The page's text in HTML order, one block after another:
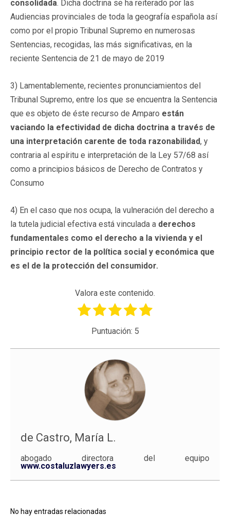
consolidada. Dicha doctrina se ha reiterado por las
Audiencias provinciales de toda la geografía española así
como por el propio Tribunal Supremo en numerosas
Sentencias, recogidas, las más significativas, en la
reciente Sentencia de 21 de mayo de 2019
3) Lamentablemente, recientes pronunciamientos del
Tribunal Supremo, entre los que se encuentra la Sentencia
que es objeto de éste recurso de Amparo están
vaciando la efectividad de dicha doctrina a través de
una interpretación carente de toda razonabilidad, y
contraria al espíritu e interpretación de la Ley 57/68 así
como a principios básicos de Derecho de Contratos y
Consumo
4) En el caso que nos ocupa, la vulneración del derecho a
la tutela judicial efectiva está vinculada a derechos
fundamentales como el derecho a la vivienda y el
principio rector de la política social y económica que
es el de la protección del consumidor.
Valora este contenido.
Puntuación: 5
de Castro, María L.
abogado directora del equipo
www.costaluzlawyers.es
No hay entradas relacionadas